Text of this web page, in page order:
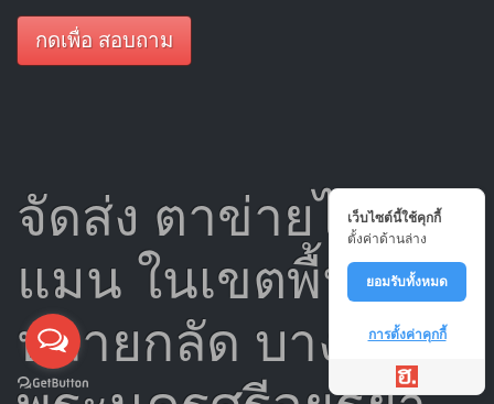
กดเพื่อ สอบถาม
จัดส่ง ตาข่ายไวน์
แมน ในเขตพื้นที่
ปลายกลัด บางซ้าย
เว็บไซต์นี้ใช้คุกกี้
ตั้งค่าด้านล่าง
ยอมรับทั้งหมด
การตั้งค่าคุกกี้